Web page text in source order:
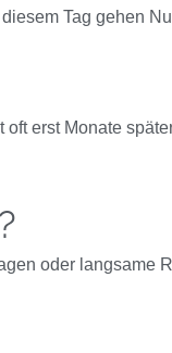
Tag gehen
oft erst Monate
oder langsame